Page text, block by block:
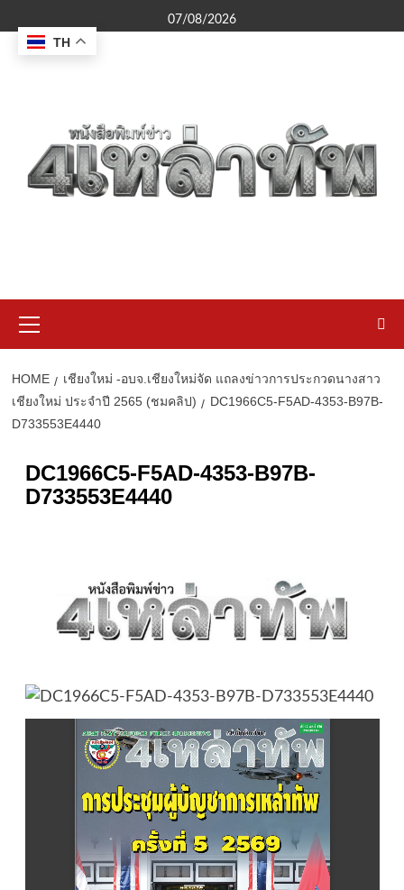
to
content
07/08/2026
Menu
HOME
เชียงใหม่ -อบจ.เชียงใหม่จัด แถลงข่าวการประกวดนางสาว
เชียงใหม่ ประจำปี 2565 (ชมคลิป)
DC1966C5-F5AD-4353-B97B-
D733553E4440
DC1966C5-F5AD-4353-B97B-
D733553E4440
TH